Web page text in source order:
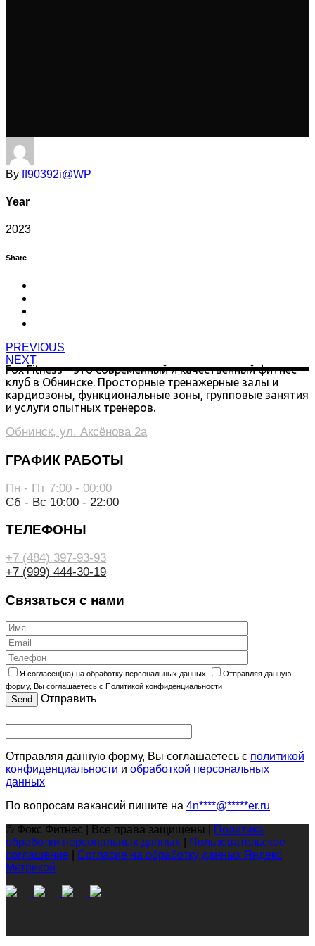
By ff90392i@WP
Year
2023
Share
PREVIOUS
NEXT
Fox Fitness – это современный и качественный фитнес-
клуб в Обнинске. Просторные тренажерные залы и
кардиозоны, функциональные зоны, групповые занятия
и услуги опытных тренеров.
Обнинск, ул. Аксёнова 2а
ГРАФИК РАБОТЫ
Пн - Пт 7:00 - 00:00
Сб - Вс 10:00 - 22:00
ТЕЛЕФОНЫ
+7 (484) 397-93-93
+7 (999) 444-30-19
Связаться с нами
Я согласен(на) на обработку персональных данных
Отправляя данную
форму, Вы соглашаетесь с Политикой конфиденциальности
Отправить
Отправляя данную форму, Вы соглашаетесь с политикой
конфиденциальности и обработкой персональных
данных
По вопросам вакансий пишите на 4n****@*****er.ru
© Фокс Фитнес | Все права защищены |
Политика
обработки персональных данных
Пользовательское
соглашение
Согласие на обработку данных Яндекс
Метрикой